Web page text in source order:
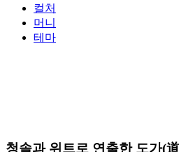
컬처
머니
테마
청솔과 위트로 연출한 도가(